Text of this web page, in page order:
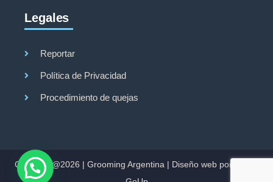
Legales
Reportar
Política de Privacidad
Procedimiento de quejas
Copyright@2026 | Grooming Argentina | Diseño web por Studio